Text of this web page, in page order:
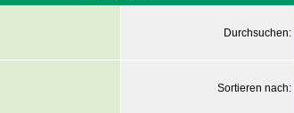
Durchsuchen:
Sortieren nach: